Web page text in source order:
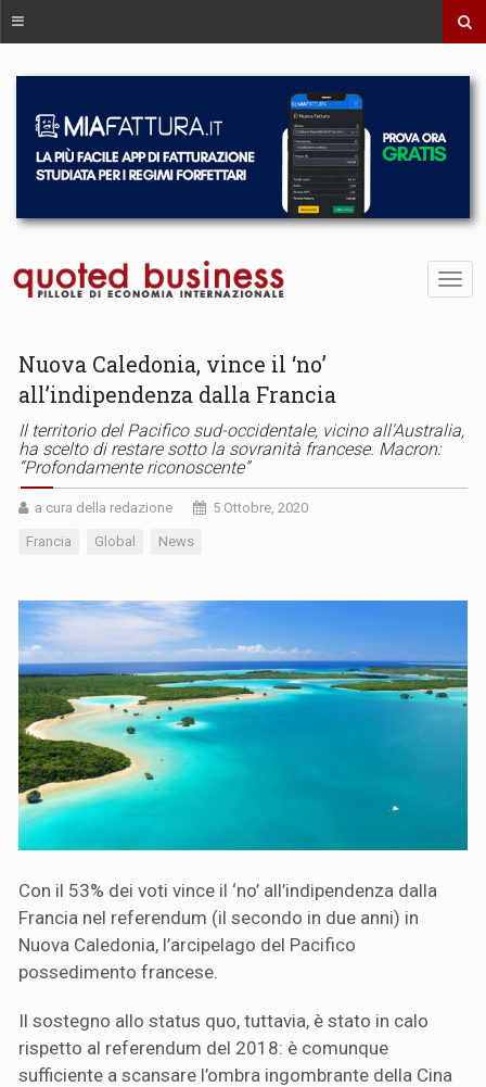
Nuova Caledonia, vince il ‘no’
all’indipendenza dalla Francia
Il territorio del Pacifico sud-occidentale, vicino all'Australia,
ha scelto di restare sotto la sovranità francese. Macron:
“Profondamente riconoscente”
a cura della redazione 5 Ottobre, 2020
Francia Global News
Con il 53% dei voti vince il ‘no’ all’indipendenza dalla
Francia nel referendum (il secondo in due anni) in
Nuova Caledonia, l’arcipelago del Pacifico
possedimento francese.
Il sostegno allo status quo, tuttavia, è stato in calo
rispetto al referendum del 2018: è comunque
sufficiente a scansare l’ombra ingombrante della Cina